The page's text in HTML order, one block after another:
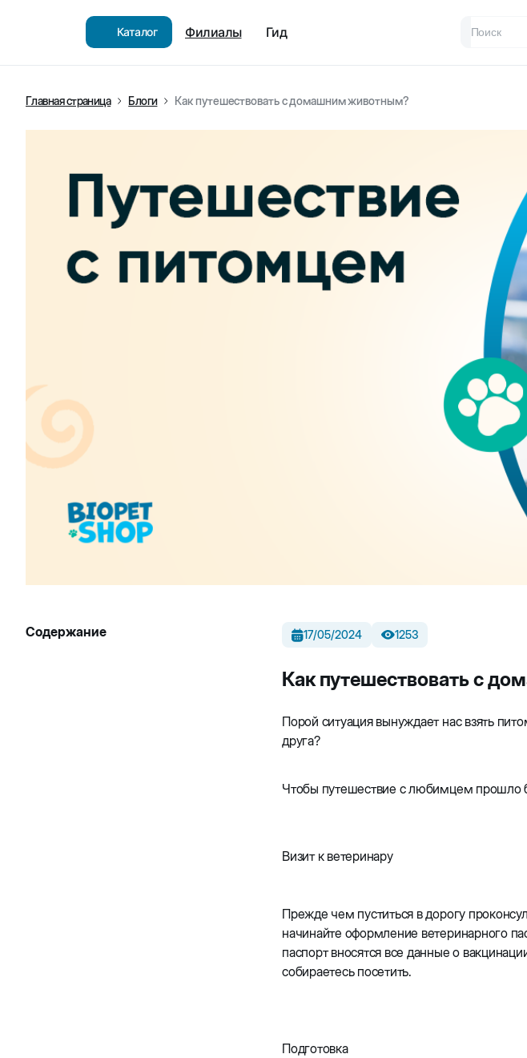
Каталог Филиалы Гид
Главная страница Блоги Как путешествовать с домашним животным?
Содержание 17/05/2024 1253
Как путешествовать с
Порой ситуация вынуждает нас взять
друга?
Чтобы путешествие с любимцем прошло
Визит к ветеринару
Прежде чем пуститься в дорогу
начинайте оформление ветеринарного
паспорт вносятся все данные о
собираетесь посетить.
Подготовка